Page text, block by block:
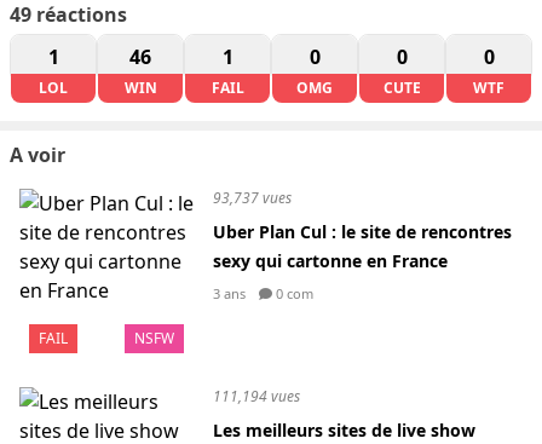
49 réactions
1
LOL
46
WIN
1
FAIL
0
OMG
0
CUTE
0
WTF
A voir
FAIL NSFW
93,737 vues
Uber Plan Cul : le site de rencontres
sexy qui cartonne en France
3 ans 0 com
111,194 vues
Les meilleurs sites de live show